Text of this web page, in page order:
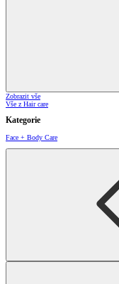
Zobrazit vše
Vše z Hair care
Kategorie
Face + Body Care